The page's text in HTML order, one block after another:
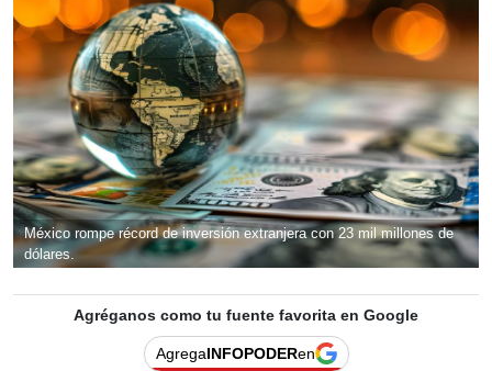
México rompe récord de inversión extranjera con 23 mil millones de
dólares.
Agréganos como tu fuente favorita en Google
AgregaINFOPODERen